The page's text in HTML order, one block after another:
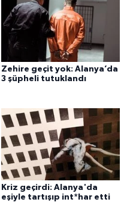
Zehire geçit yok: Alanya’da
3 şüpheli tutuklandı
Kriz geçirdi: Alanya'da
eşiyle tartışıp int*har etti